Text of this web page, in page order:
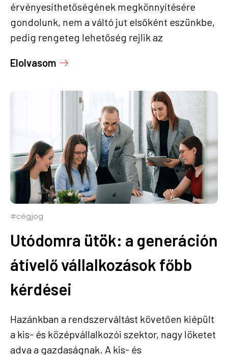
érvényesíthetőségének megkönnyítésére
gondolunk, nem a váltó jut elsőként eszünkbe,
pedig rengeteg lehetőség rejlik az
jogintézmény története hosszas múltra tekint
mellesleg a mai világ igényeihez is könnyedén
igazítható eszközről van szó. Legújabb
cikkünkben ezeket a lehetőségeket, előnyöket
kívánjuk bemutatni.
Elolvasom
#cégjog
Utódomra ütök: a generáción
átívelő vállalkozások főbb
kérdései
Hazánkban a rendszerváltást követően kiépült
a kis- és középvállalkozói szektor, nagy löketet
adva a gazdaságnak. A kis- és